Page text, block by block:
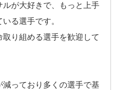
が大好きで、もっと上手
る選手です。
取り組める選手を歓迎して
っており多くの選手で基